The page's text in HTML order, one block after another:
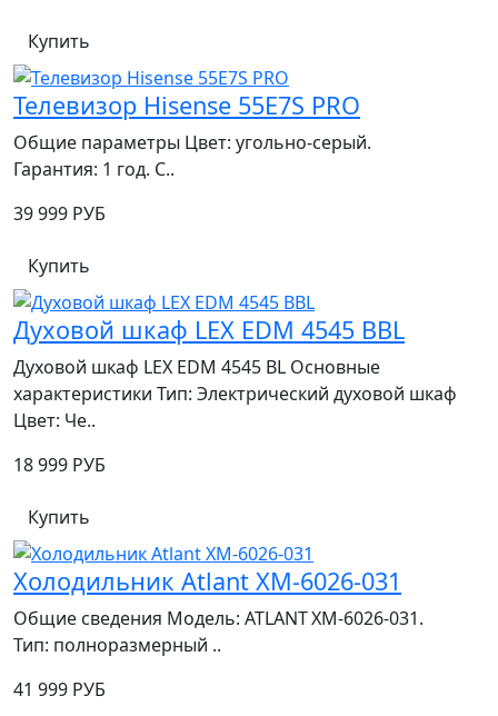
Купить
Телевизор Hisense 55E7S PRO
Общие параметры Цвет: угольно‑серый.
Гарантия: 1 год. С..
39 999 РУБ
Купить
Духовой шкаф LEX EDM 4545 ВBL
Духовой шкаф LEX EDM 4545 BL Основные
характеристики Тип: Электрический духовой шкаф
Цвет: Че..
18 999 РУБ
Купить
Холодильник Atlant ХМ-6026-031
Общие сведения Модель: ATLANT XM‑6026‑031.
Тип: полноразмерный ..
41 999 РУБ